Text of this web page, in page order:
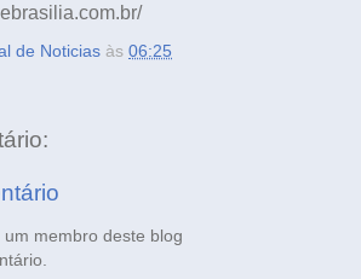
de Noticias às 06:25
membro deste blog